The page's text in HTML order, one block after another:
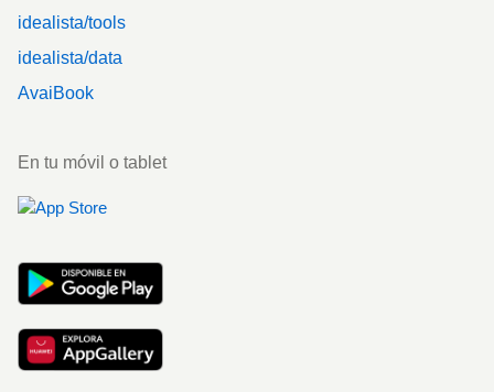
idealista/tools
idealista/data
AvaiBook
En tu móvil o tablet